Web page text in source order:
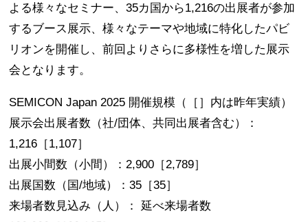
よる様々なセミナー、35カ国から1,216の出展者が参加
するブース展示、様々なテーマや地域に特化したパビ
リオンを開催し、前回よりさらに多様性を増した展示
会となります。
SEMICON Japan 2025 開催規模（［］内は昨年実績）
展示会出展者数（社/団体、共同出展者含む）：
1,216［1,107］
出展小間数（小間）：2,900［2,789］
出展国数（国/地域）：35［35］
来場者数見込み（人）： 延べ来場者数